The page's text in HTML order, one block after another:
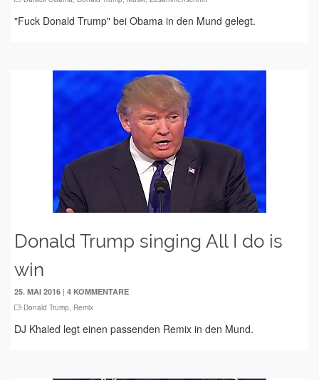
"Fuck Donald Trump" bei Obama in den Mund gelegt.
Donald Trump singing All I do is
win
25. MAI 2016 | 4 KOMMENTARE
Donald Trump, Remix
DJ Khaled legt einen passenden Remix in den Mund.